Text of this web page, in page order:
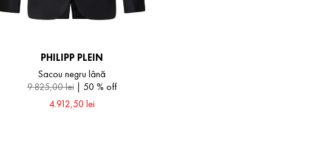
PHILIPP PLEIN
Sacou negru lână
9.825,00lei 50 % off
4.912,50 lei